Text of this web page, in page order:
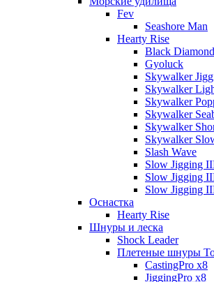
Fev
Seashore Man
Hearty Rise
Black
Gyoluck
Skywalker
Skywalker
Skywalker
Skywalker
Skywalker
Skywalker
Slash Wave
Slow Jigging
Slow Jigging
Slow Jigging
Оснастка
Hearty Rise
Шнуры и леска
Shock Leader
Плетеные шнуры
CastingPro x8
JiggingPro x8